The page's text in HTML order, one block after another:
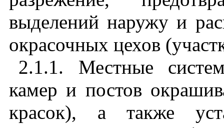
выделений наружу и
окрасочных цехов
2.1.1. Местные
камер и постов
красок), а также